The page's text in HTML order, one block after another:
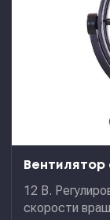
12 В.
скорости